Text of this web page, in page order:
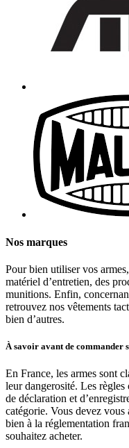
Nos marques
Pour bien utiliser vos
matériel d’entretien, des
munitions. Enfin,
retrouvez nos vêtements
bien d’autres.
À savoir avant de commander
En France, les armes sont
leur dangerosité. Les
de déclaration et
catégorie. Vous devez vous
bien à la réglementation
souhaitez acheter.